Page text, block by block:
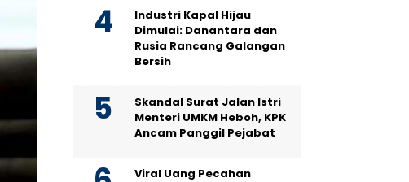
Industri Kapal Hijau
Dimulai: Danantara dan
Rusia Rancang Galangan
Bersih
Skandal Surat Jalan Istri
Menteri UMKM Heboh, KPK
Ancam Panggil Pejabat
Viral Uang Pecahan